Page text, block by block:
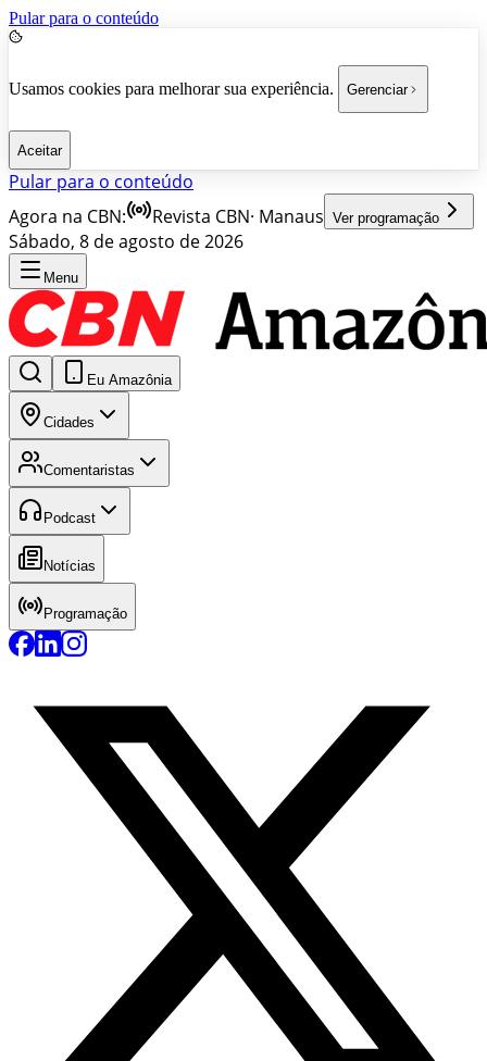
Pular para o conteúdo
Usamos cookies para melhorar sua experiência. Gerenciar
Aceitar
Pular para o conteúdo
Agora na CBN:
Revista CBN· Manaus Ver programação
Sábado, 8 de agosto de 2026
Menu
Eu Amazônia
Cidades
Comentaristas
Podcast
Notícias
Programação